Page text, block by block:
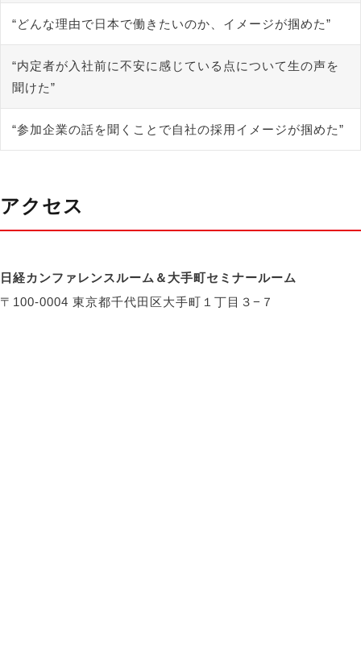
“どんな理由で日本で働きたいのか、イメージが掴めた”
“内定者が入社前に不安に感じている点について生の声を
聞けた”
“参加企業の話を聞くことで自社の採用イメージが掴めた”
アクセス
日経カンファレンスルーム＆大手町セミナールーム
〒100-0004 東京都千代田区大手町１丁目３−７